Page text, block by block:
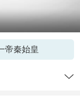
帝秦始皇